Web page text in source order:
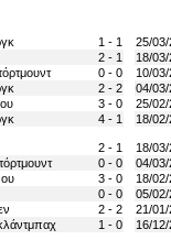
1 - 1
2 - 1
0 - 0
2 - 2
3 - 0
4 - 1
25/03/
18/
10/
04/03/
25/02/
18/
2 - 1
0 - 0
3 - 0
0 - 0
2 - 2
1 - 0
18/
04/03/
18/
05/02/
21/01/
16/12/